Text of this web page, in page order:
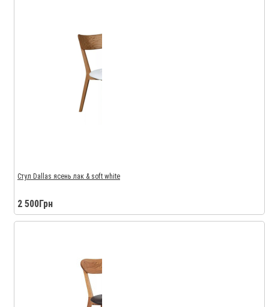
Стул Dallas ясень лак & soft white
2 500Грн